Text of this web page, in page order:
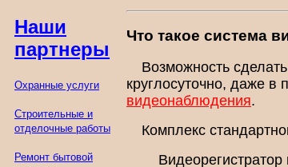
Наши
партнеры
Охранные услуги
Строительные и
отделочные работы
Ремонт бытовой
Что такое система
Возможность
круглосуточно, даже
видеонаблюдения.
Комплекс